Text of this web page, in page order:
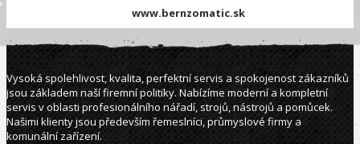
www.bernzomatic.sk
Vysoká spolehlivost, kvalita, perfektní servis a spokojenost zákazníků
jsou základem naší firemní politiky. Nabízíme moderní a kompletní
servis v oblasti profesionálního nářadí, strojů, nástrojů a pomůcek.
Našimi klienty jsou především řemeslníci, průmyslové firmy a
komunální zařízení.